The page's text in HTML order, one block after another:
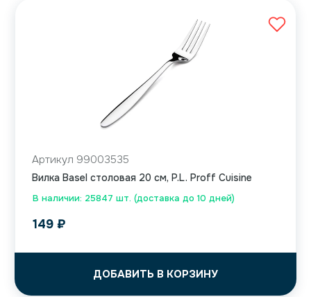
В наличии: 25847 шт. (доставка до 10 дней)
Артикул 99003535
Вилка Basel столовая 20 см, P.L. Proff Cuisine
149 ₽
ДОБАВИТЬ В КОРЗИНУ